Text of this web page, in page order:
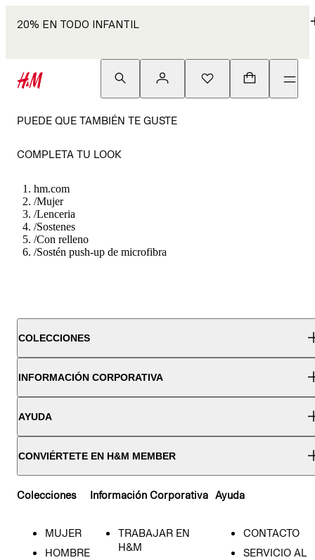
20% EN TODO INFANTIL
PUEDE QUE TAMBIÉN TE GUSTE
COMPLETA TU LOOK
hm.com
/Mujer
/Lenceria
/Sostenes
/Con relleno
/Sostén push-up de microfibra
COLECCIONES
INFORMACIÓN CORPORATIVA
AYUDA
CONVIÉRTETE EN H&M MEMBER
Colecciones
MUJER
HOMBRE
Información Corporativa
TRABAJAR EN
H&M
Ayuda
CONTACTO
SERVICIO AL